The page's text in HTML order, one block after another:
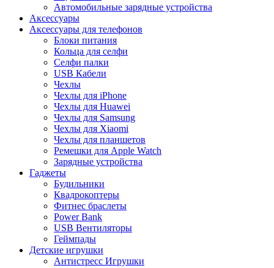
Автомобильные зарядные устройства
Аксессуары
Аксессуары для телефонов
Блоки питания
Кольца для селфи
Селфи палки
USB Кабели
Чехлы
Чехлы для iPhone
Чехлы для Huawei
Чехлы для Samsung
Чехлы для Xiaomi
Чехлы для планшетов
Ремешки для Apple Watch
Зарядные устройства
Гаджеты
Будильники
Квадрокоптеры
Фитнес браслеты
Power Bank
USB Вентиляторы
Геймпады
Детские игрушки
Антистресс Игрушки